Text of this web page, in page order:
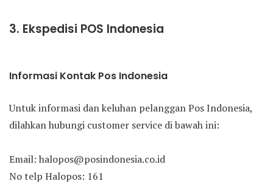
3. Ekspedisi POS Indonesia
Informasi Kontak Pos Indonesia
Untuk informasi dan keluhan pelanggan Pos Indonesia,
dilahkan hubungi customer service di bawah ini:
Email: halopos@posindonesia.co.id
No telp Halopos: 161